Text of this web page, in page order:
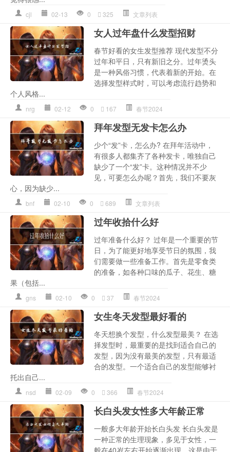
cjl 02-13 0 325 文章列表
女人过年盘什么发型招财
春节好看的女生发型推荐 现代发型不分
过年和平日，只有新旧之分。过年烫头
是一种风俗习惯，代表着新的开始。在
选择发型样式时，可以考虑流行趋势和
个人风格...
nrg 02-12 0 167 春节2024
拜年发型无发卡怎么办
少个“发”卡，怎么办? 在拜年活动中，
有很多人都集齐了各种发卡，唯独自己
缺少了一个“发”卡。这种情况并不少
见，可要怎么办呢？首先，我们不要灰
心，因为缺少...
bnf 02-10 0 689 文章列表
过年收拾什么好
过年准备什么好？ 过年是一个重要的节
日，为了能更好地享受节日的氛围，我
们需要做一些准备工作。首先是零食类
的准备，如各种口味的瓜子、花生、糖
果（包括...
gns 02-10 0 37 春节2024
女生冬天发型最好看的
冬天想换个发型，什么发型最美？ 在选
择发型时，最重要的是找到适合自己的
发型，因为没有最美的发型，只有最适
合的发型。一个适合自己的发型能够衬
托出自己...
nsd 02-09 0 366 春节2024
长白头发女性多大年龄正常
一般多大年龄开始长白头发 长白头发是
一种正常的生理现象，多见于女性，一
般在40岁左右开始逐渐出现。这是由于